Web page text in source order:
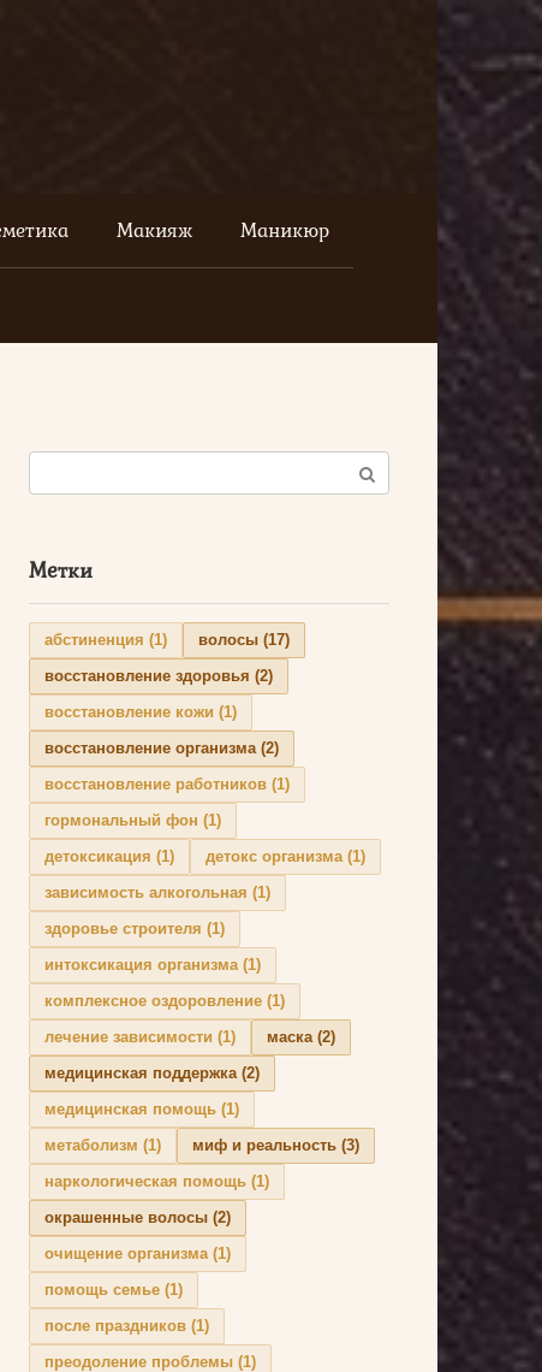
Макияж Маникюр
Поиск:
Метки
абстиненция (1) волосы (17)
восстановление здоровья (2)
восстановление кожи (1)
восстановление организма(2)
восстановление работников (1)
гормональный фон (1)
детоксикация (1) детокс организма(1)
зависимость алкогольная (1)
здоровье строителя (1)
интоксикация организма(1)
комплексное оздоровление (1)
лечение зависимости (1) маска(2)
медицинская поддержка(2)
медицинская помощь (1)
метаболизм (1) миф и реальность (3)
наркологическая помощь (1)
окрашенные волосы (2)
очищение организма(1)
помощь семье (1)
после праздников (1)
преодоление проблемы (1)